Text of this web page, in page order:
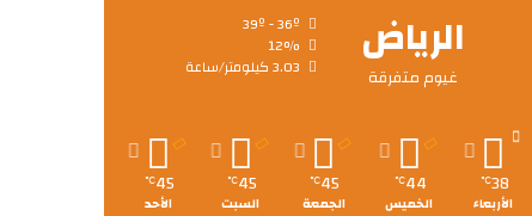
الرياض
غيوم متفرقة
12%
3.03 كيلومتر/ساعة
38
℃
الأربعاء
44
℃
الخميس
45
℃
الجمعة
45
℃
السبت
45
℃
الأحد